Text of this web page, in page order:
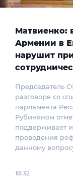
Матвиенко:
Армении в
нарушит
Председатель
разговоре со
парламента
Рубиняном
поддерживает
проведения
данному
18:32